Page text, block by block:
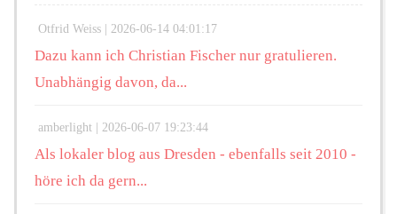
Otfrid Weiss | 2026-06-14 04:01:17
Dazu kann ich Christian Fischer nur gratulieren.
Unabhängig davon, da...
amberlight | 2026-06-07 19:23:44
Als lokaler blog aus Dresden - ebenfalls seit 2010 -
höre ich da gern...